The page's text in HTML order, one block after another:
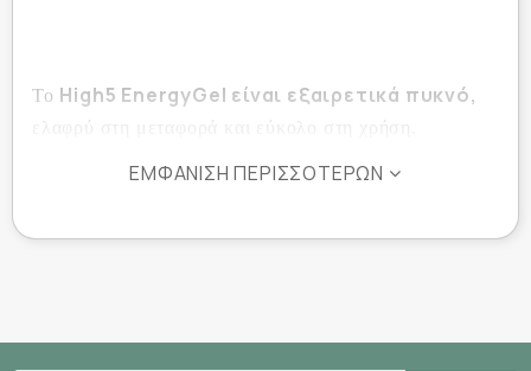
Το High5 EnergyGel είναι εξαιρετικά πυκνό,
ελαφρύ στη μεταφορά και εύκολο στη χρήση.
ΕΜΦΆΝΙΣΗ ΠΕΡΙΣΣΌΤΕΡΩΝ